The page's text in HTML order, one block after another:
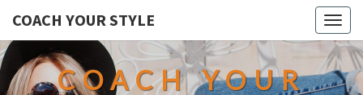
COACH YOUR STYLE
COACH YOUR